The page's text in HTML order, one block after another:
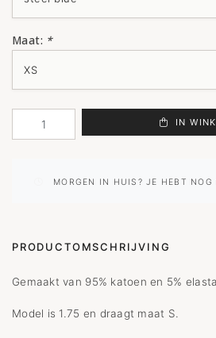
Maat: *
IN
MORGEN IN HUIS? JE HEBT NOG
PRODUCTOMSCHRIJVING
Gemaakt van 95% katoen en 5%
Model is 1.75 en draagt maat S.